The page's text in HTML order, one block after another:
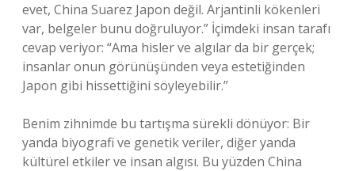
evet, China Suarez Japon değil. Arjantinli kökenleri
var, belgeler bunu doğruluyor.” İçimdeki insan tarafı
cevap veriyor: “Ama hisler ve algılar da bir gerçek;
insanlar onun görünüşünden veya estetiğinden
Japon gibi hissettiğini söyleyebilir.”
Benim zihnimde bu tartışma sürekli dönüyor: Bir
yanda biyografi ve genetik veriler, diğer yanda
kültürel etkiler ve insan algısı. Bu yüzden China